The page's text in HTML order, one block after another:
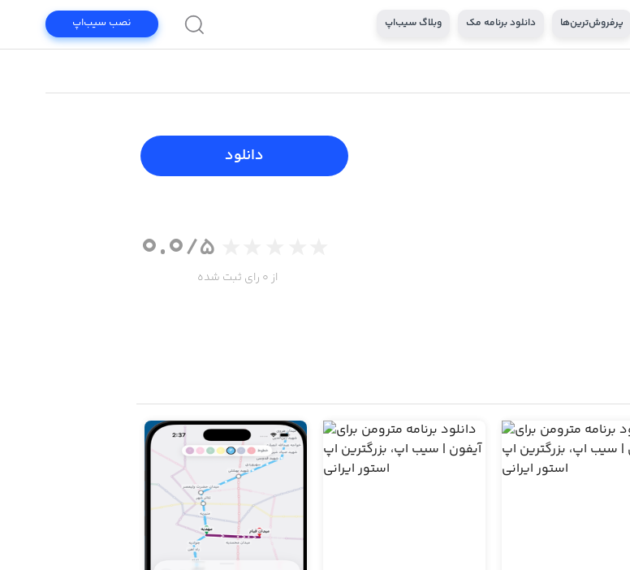
پرفروش‌ترین‌ها دانلود برنامه مک وبلاگ سیب‌اپ نصب سیب‌اپ
دانلود
0.0/5
از 0 رای ثبت شده